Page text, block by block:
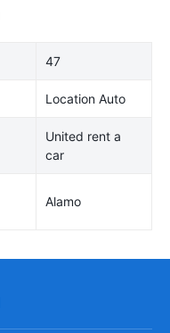
47
Location Auto
United rent a
car
Alamo